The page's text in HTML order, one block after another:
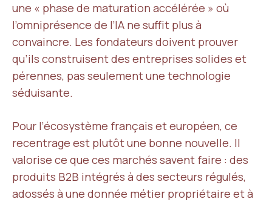
une « phase de maturation accélérée » où
l’omniprésence de l’IA ne suffit plus à
convaincre. Les fondateurs doivent prouver
qu’ils construisent des entreprises solides et
pérennes, pas seulement une technologie
séduisante.
Pour l’écosystème français et européen, ce
recentrage est plutôt une bonne nouvelle. Il
valorise ce que ces marchés savent faire : des
produits B2B intégrés à des secteurs régulés,
adossés à une donnée métier propriétaire et à